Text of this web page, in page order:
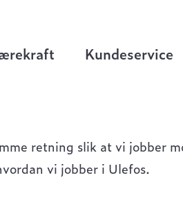
Kundeservice
retning slik at vi jobber
vi jobber i Ulefos.